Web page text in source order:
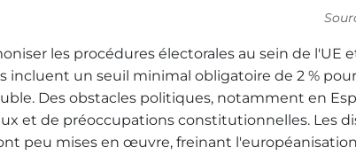
transparency platforms, which lets citizens
in Germany and Europe.
les procédures électorales au sein de l'UE
incluent un seuil minimal obligatoire de 2 %
Des obstacles politiques, notamment en
et de préoccupations constitutionnelles. Les
peu mises en œuvre, freinant